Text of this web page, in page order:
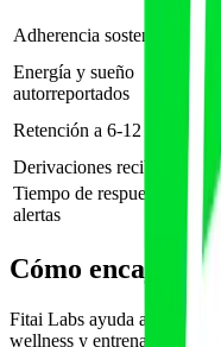
Adherencia sostenida
Energía y sueño
autorreportados
Retención a 6-12 meses
Derivaciones recibidas
Tiempo de respuesta a
alertas
a
Cómo encaja
Fitai Labs ayuda a
wellness y entrenadores a